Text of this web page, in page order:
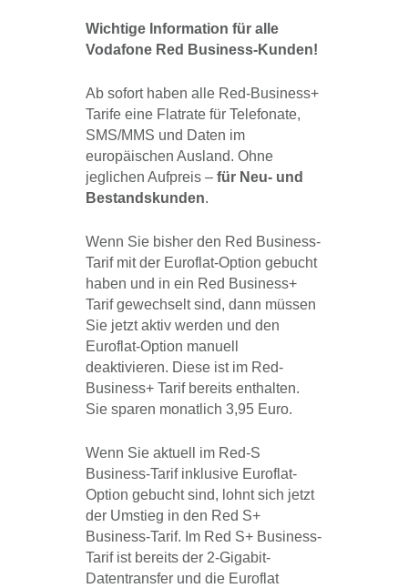
Wichtige Information für alle
Vodafone Red Business-Kunden!
Ab sofort haben alle Red-Business+
Tarife eine Flatrate für Telefonate,
SMS/MMS und Daten im
europäischen Ausland. Ohne
jeglichen Aufpreis – für Neu- und
Bestandskunden.
Wenn Sie bisher den Red Business-
Tarif mit der Euroflat-Option gebucht
haben und in ein Red Business+
Tarif gewechselt sind, dann müssen
Sie jetzt aktiv werden und den
Euroflat-Option manuell
deaktivieren. Diese ist im Red-
Business+ Tarif bereits enthalten.
Sie sparen monatlich 3,95 Euro.
Wenn Sie aktuell im Red-S
Business-Tarif inklusive Euroflat-
Option gebucht sind, lohnt sich jetzt
der Umstieg in den Red S+
Business-Tarif. Im Red S+ Business-
Tarif ist bereits der 2-Gigabit-
Datentransfer und die Euroflat